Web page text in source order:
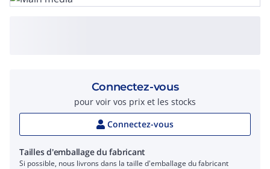
Connectez-vous
pour voir vos prix et les stocks
Connectez-vous
Tailles d'emballage du fabricant
Si possible, nous livrons dans la taille d'emballage du fabricant